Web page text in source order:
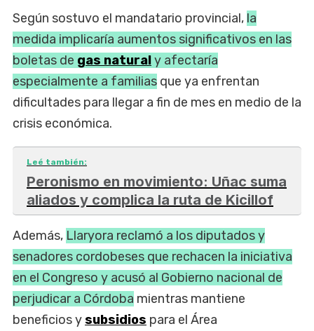
Según sostuvo el mandatario provincial, la
medida implicaría aumentos significativos en las
boletas de gas naturaly afectaría
especialmente a familias que ya enfrentan
dificultades para llegar a fin de mes en medio de la
crisis económica.
Leé también:
Peronismo en movimiento: Uñac suma
aliados y complica la ruta de Kicillof
Además, Llaryora reclamó a los diputados y
senadores cordobeses que rechacen la iniciativa
en el Congreso y acusó al Gobierno nacional de
perjudicar a Córdoba mientras mantiene
beneficios ysubsidios para el Área